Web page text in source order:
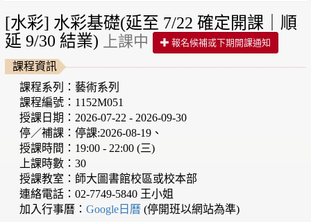
[水彩] 水彩基礎(延至 7/22 確定開課｜順
延 9/30 結業)
上課中 報名候補或下期開課通知
課程資訊
課程系列：藝術系列
課程編號：1152M051
授課日期：2026-07-22 - 2026-09-30
停／補課：停課:2026-08-19、
授課時間：19:00 - 22:00 (三)
上課時數：30
授課教室：師大圖書館校區或校本部
連絡電話：02-7749-5840 王小姐
加入行事曆：Google日曆(停開班以網站為準)